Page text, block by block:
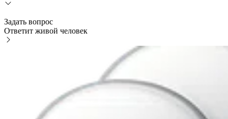
Задать вопрос
Ответит живой человек